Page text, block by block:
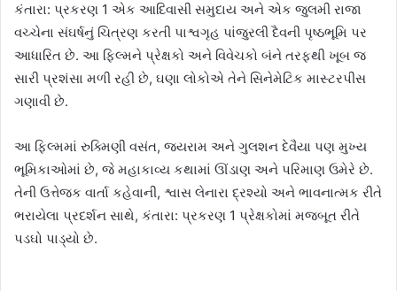
કંતારા: પ્રકરણ 1 એક આદિવાસી સમુદાય અને એક જુલમી રાજા
વચ્ચેના સંઘર્ષનું ચિત્રણ કરતી પાશ્વગૃહ પાંજુરલી દૈવની પૃષ્ઠભૂમિ પર
આધારિત છે. આ ફિલ્મને પ્રેક્ષકો અને વિવેચકો બંને તરફથી ખૂબ જ
સારી પ્રશંસા મળી રહી છે, ઘણા લોકોએ તેને સિનેમેટિક માસ્ટરપીસ
ગણાવી છે.
આ ફિલ્મમાં રુક્મિણી વસંત, જયરામ અને ગુલશન દેવૈયા પણ મુખ્ય
ભૂમિકાઓમાં છે, જે મહાકાવ્ય કથામાં ઊંડાણ અને પરિમાણ ઉમેરે છે.
તેની ઉત્તેજક વાર્તા કહેવાની, શ્વાસ લેનારા દ્રશ્યો અને ભાવનાત્મક રીતે
ભરાયેલા પ્રદર્શન સાથે, કંતારા: પ્રકરણ 1 પ્રેક્ષકોમાં મજબૂત રીતે
પડઘો પાડ્યો છે.